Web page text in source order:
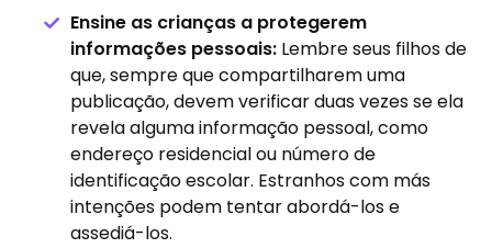
Ensine as crianças a protegerem
informações pessoais: Lembre seus filhos de
que, sempre que compartilharem uma
publicação, devem verificar duas vezes se ela
revela alguma informação pessoal, como
endereço residencial ou número de
identificação escolar. Estranhos com más
intenções podem tentar abordá-los e
assediá-los.